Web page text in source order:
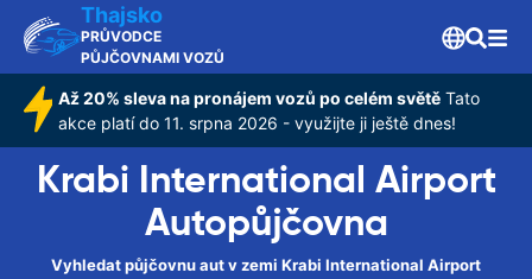
Thajsko
PRŮVODCE
PŮJČOVNAMI VOZŮ
Až 20% sleva na pronájem vozů po celém světě Tato
akce platí do 11. srpna 2026 - využijte ji ještě dnes!
Krabi International Airport
Autopůjčovna
Vyhledat půjčovnu aut v zemi Krabi International Airport